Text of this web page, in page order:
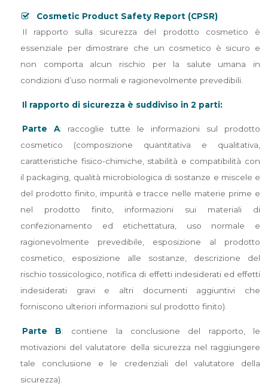
Cosmetic Product Safety Report (CPSR)
Il rapporto sulla sicurezza del prodotto cosmetico è
essenziale per dimostrare che un cosmetico è sicuro e
non comporta alcun rischio per la salute umana in
condizioni d’uso normali e ragionevolmente prevedibili.
Il rapporto di sicurezza è suddiviso in 2 parti:
Parte A: raccoglie tutte le informazioni sul prodotto
cosmetico (composizione quantitativa e qualitativa,
caratteristiche fisico-chimiche, stabilità e compatibilità con
il packaging, qualità microbiologica di sostanze e miscele e
del prodotto finito, impurità e tracce nelle materie prime e
nel prodotto finito, informazioni sui materiali di
confezionamento ed etichettatura, uso normale e
ragionevolmente prevedibile, esposizione al prodotto
cosmetico, esposizione alle sostanze, descrizione del
rischio tossicologico, notifica di effetti indesiderati ed effetti
indesiderati gravi e altri documenti aggiuntivi che
forniscono ulteriori informazioni sul prodotto finito).
Parte B: contiene la conclusione del rapporto, le
motivazioni del valutatore della sicurezza nel raggiungere
tale conclusione e le credenziali del valutatore della
sicurezza).